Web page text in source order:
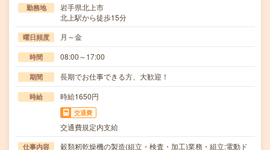
勤務地
岩手県北上市
北上駅から徒歩15分
曜日頻度 月～金
時間 08:00～17:00
期間 長期でお仕事できる方、大歓迎！
時給 時給1650円
交通費
交通費規定内支給
仕事内容
穀類籾乾燥機の製造(組立・検査・加工)業務・組立:電動ド